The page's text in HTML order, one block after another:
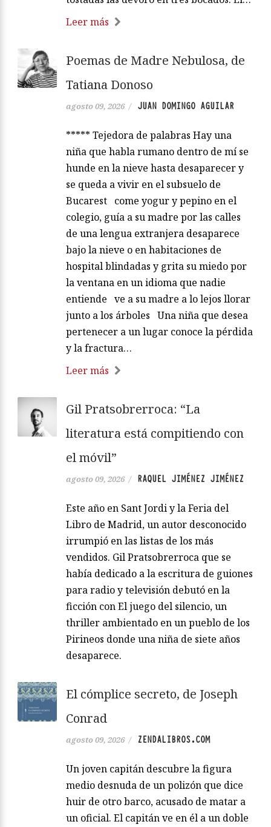
Leer más
Poemas de Madre Nebulosa, de
Tatiana Donoso
agosto 09, 2026 / JUAN DOMINGO AGUILAR
***** Tejedora de palabras Hay una
niña que habla rumano dentro de mí se
hunde en la nieve hasta desaparecer y
se queda a vivir en el subsuelo de
Bucarest come yogur y pepino en el
colegio, guía a su madre por las calles
de una lengua extranjera desaparece
bajo la nieve o en habitaciones de
hospital blindadas y grita su miedo por
la ventana en un idioma que nadie
entiende ve a su madre a lo lejos llorar
junto a los árboles Una niña que desea
pertenecer a un lugar conoce la pérdida
y la fractura…
Leer más
Gil Pratsobrerroca: “La
literatura está compitiendo con
el móvil”
agosto 09, 2026 / RAQUEL JIMÉNEZ JIMÉNEZ
Este año en Sant Jordi y la Feria del
Libro de Madrid, un autor desconocido
irrumpió en las listas de los más
vendidos. Gil Pratsobrerroca que se
había dedicado a la escritura de guiones
para radio y televisión debutó en la
ficción con El juego del silencio, un
thriller ambientado en un pueblo de los
Pirineos donde una niña de siete años
desaparece.
El cómplice secreto, de Joseph
Conrad
agosto 09, 2026 / ZENDALIBROS.COM
Un joven capitán descubre la figura
medio desnuda de un polizón que dice
huir de otro barco, acusado de matar a
un oficial. El capitán ve en él a un doble